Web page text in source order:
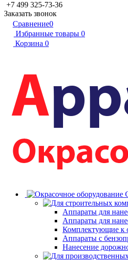
+7 499 325-73-36
Заказать звонок
Сравнение0
Избранные товары 0
Корзина 0
Аппараты для
Аппараты для
Комплектующие к
Аппараты с
Нанесение